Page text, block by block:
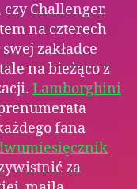
Challenger.
na czterech
zakładce
na bieżąco z
Lamborghini
fana
za